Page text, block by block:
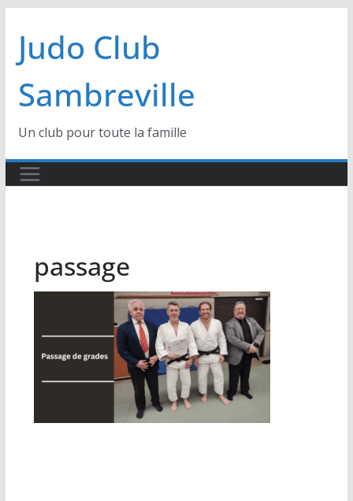
contenu
Judo Club
Sambreville
Un club pour toute la famille
passage